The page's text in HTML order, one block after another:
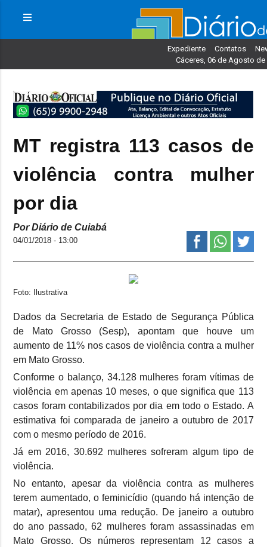
Expediente Contatos
Cáceres, 06 de Agosto de
MT registra 113 casos de
violência contra mulher
por dia
Por Diário de Cuiabá
04/01/2018 - 13:00
Foto: Ilustrativa
Dados da Secretaria de Estado de Segurança Pública
de Mato Grosso (Sesp), apontam que houve um
aumento de 11% nos casos de violência contra a mulher
em Mato Grosso.
Conforme o balanço, 34.128 mulheres foram vítimas de
violência em apenas 10 meses, o que significa que 113
casos foram contabilizados por dia em todo o Estado. A
estimativa foi comparada de janeiro a outubro de 2017
com o mesmo período de 2016.
Já em 2016, 30.692 mulheres sofreram algum tipo de
violência.
No entanto, apesar da violência contra as mulheres
terem aumentado, o feminicídio (quando há intenção de
matar), apresentou uma redução. De janeiro a outubro
do ano passado, 62 mulheres foram assassinadas em
Mato Grosso. Os números representam 12 casos a